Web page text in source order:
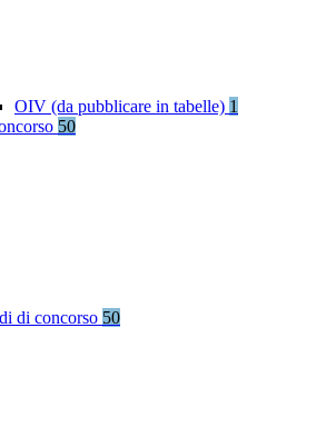
OIV (da pubblicare in tabelle) 1
50
di concorso 50